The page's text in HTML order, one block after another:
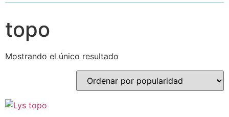
topo
Mostrando el único resultado